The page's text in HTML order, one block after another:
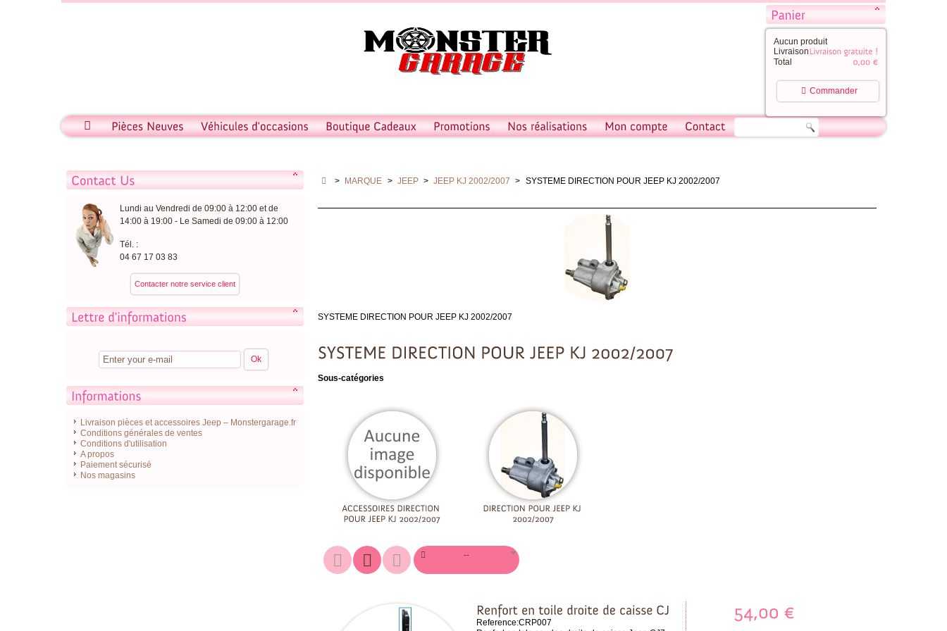
Aucun produit
Livraison
Total
Commander
Lundi au Vendredi de 09:00 à 12:00 et de
14:00 à 19:00 - Le Samedi de 09:00 à 12:00
Tél. :
04 67 17 03 83
Contacter notre service client
Livraison pièces et accessoires Jeep – Monstergarage.fr
Conditions générales de ventes
Conditions d'utilisation
A propos
Paiement sécurisé
Nos magasins
> MARQUE > JEEP > JEEP KJ 2002/2007 > SYSTEME DIRECTION POUR JEEP KJ 2002/2007
SYSTEME DIRECTION POUR JEEP KJ 2002/2007
Sous-catégories
--
Reference:CRP007